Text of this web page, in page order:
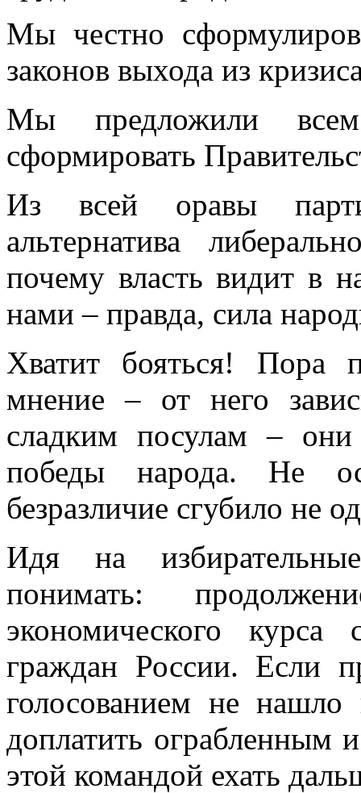
Мы честно
законов выхода из
Мы предложили
сформировать
Из всей оравы
альтернатива
почему власть видит в
нами – правда, сила
Хватит бояться! Пора
мнение – от него
сладким посулам –
победы народа. Не
безразличие сгубило не
Идя на
понимать:
экономического
граждан России. Если
голосованием не
доплатить ограбленным
этой командой ехать